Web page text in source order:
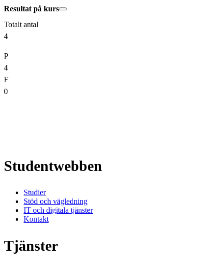
Resultat på kurs
Totalt antal
4
P
4
F
0
Studentwebben
Studier
Stöd och vägledning
IT och digitala tjänster
Kontakt
Tjänster